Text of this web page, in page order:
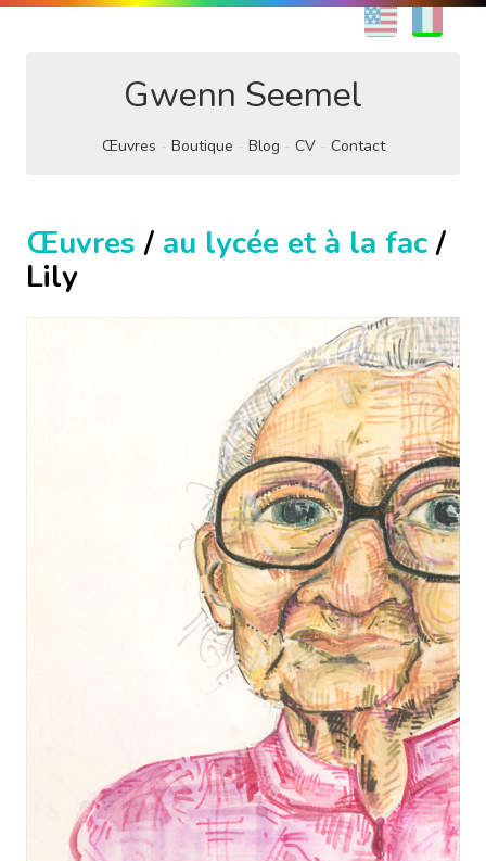
EN
Gwenn Seemel
Œuvres Boutique Blog CV Contact
Œuvres / au lycée et à la fac/
Lily